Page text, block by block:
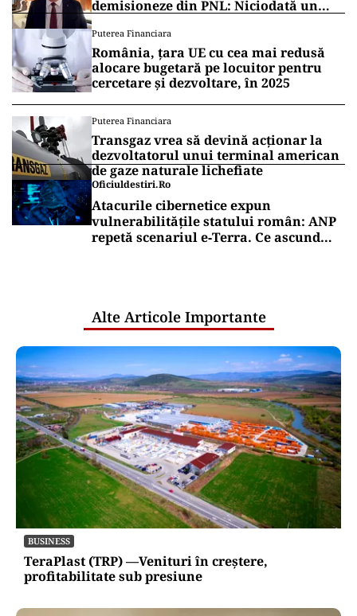
demisioneze din PNL: Niciodată un
membri
Puterea Financiara
România, țara UE cu cea mai redusă
alocare bugetară pe locuitor pentru
cercetare și dezvoltare, în 2025
Puterea Financiara
Transgaz vrea să devină acționar la
dezvoltatorul unui terminal american
de gaze naturale lichefiate
Oficiuldestiri.ro
Atacurile cibernetice expun
vulnerabilitățile statului român: ANP
repetă scenariul e‑Terra. Ce ascund
Alte Articole Importante
BUSINESS
TeraPlast (TRP) —Venituri în creștere,
profitabilitate sub presiune